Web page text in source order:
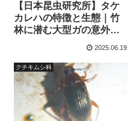
【日本昆虫研究所】タケ
カレハの特徴と生態｜竹
林に潜む大型ガの意外な
2025.06.19
クチキムシ科